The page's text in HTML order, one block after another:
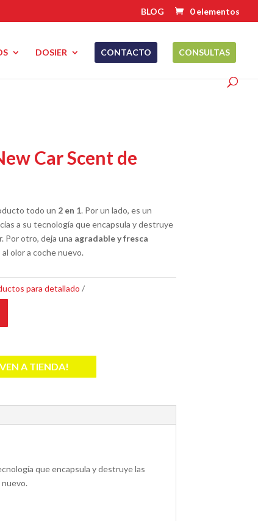
BLOG 0 elementos
DOSIER CONTACTO CONSULTAS
Car Scent de
todo un 2 en 1. Por un lado, es un
a su tecnología que encapsula y destruye
Por otro, deja una agradable y fresca
olor a coche nuevo.
para detallado
A TIENDA!
que encapsula y destruye las